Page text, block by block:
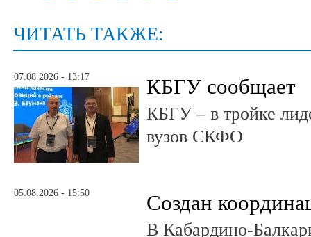
ЧИТАТЬ ТАКЖЕ:
07.08.2026 - 13:17 КБГУ сообщает
КБГУ – в тройке
вузов СКФО
05.08.2026 - 15:50 Создан
В Кабардино-